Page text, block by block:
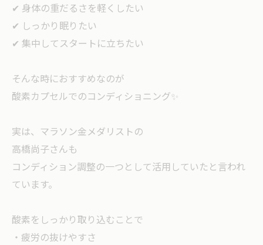
✔ 身体の重だるさを軽くしたい
✔ しっかり眠りたい
✔ 集中してスタートに立ちたい
そんな時におすすめなのが
酸素カプセルでのコンディショニング✨
実は、マラソン金メダリストの
高橋尚子さんも
コンディション調整の一つとして活用していたと言われ
ています。
酸素をしっかり取り込むことで
・疲労の抜けやすさ